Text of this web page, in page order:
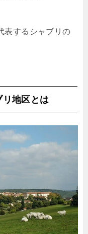
表するシャブリの
リ地区とは